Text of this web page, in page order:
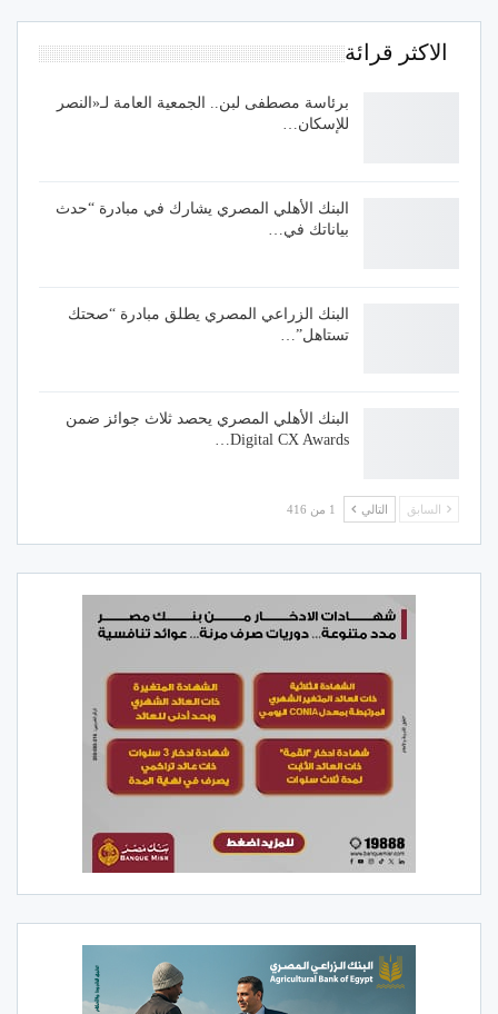
الاكثر قرائة
برئاسة مصطفى لبن.. الجمعية العامة لـ«النصر
للإسكان…
البنك الأهلي المصري يشارك في مبادرة “حدث
بياناتك في…
البنك الزراعي المصري يطلق مبادرة “صحتك
تستاهل”…
البنك الأهلي المصري يحصد ثلاث جوائز ضمن
Digital CX Awards…
السابق التالي 1 من 416